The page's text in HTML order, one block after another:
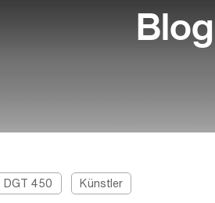
Blog
DGT 450 Künstler